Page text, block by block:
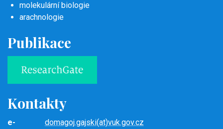
molekulární biologie
arachnologie
Publikace
Kontakty
e-
domagoj.gajski(at)vuk.gov.cz